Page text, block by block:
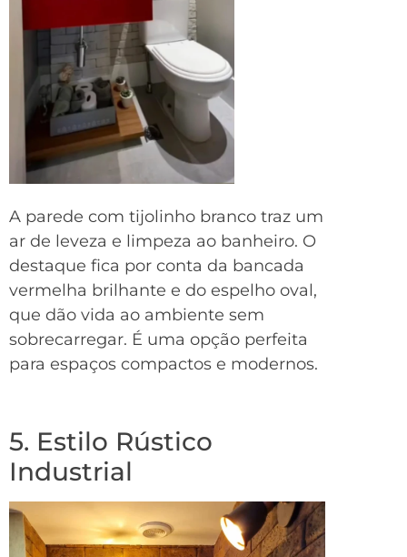
A parede com tijolinho branco traz um
ar de leveza e limpeza ao banheiro. O
destaque fica por conta da bancada
vermelha brilhante e do espelho oval,
que dão vida ao ambiente sem
sobrecarregar. É uma opção perfeita
para espaços compactos e modernos.
5. Estilo Rústico
Industrial